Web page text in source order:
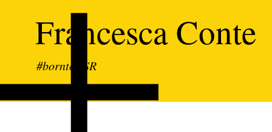
Francesca Conte
#borntoCSR